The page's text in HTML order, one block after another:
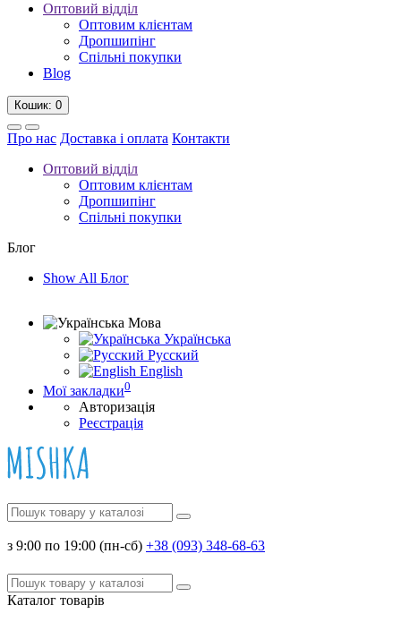
Оптовий відділ
Оптовим клієнтам
Дропшипінг
Спільні покупки
Blog
Кошик: 0
Про нас Доставка і оплата Контакти
Оптовий відділ
Оптовим клієнтам
Дропшипінг
Спільні покупки
Блог
Show All Блог
Мова
Українська
Русский
English
Мої закладки0
Авторизація
Реєстрація
з 9:00 по 19:00 (пн-сб) +38 (093) 348-68-63
Каталог товарів